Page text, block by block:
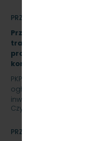
PRZETARGI
Przetarg
trakcyjnej –
projektowej oraz
konstrukcji
PKP SZYBKA KOLEJ
ogłasza przetarg
inwestycyjnego na sieci
Czytaj dalej
PRZETARGI